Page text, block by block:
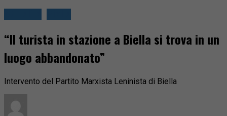
“Il turista in stazione a Biella si trova in un
luogo abbandonato”
Intervento del Partito Marxista Leninista di Biella